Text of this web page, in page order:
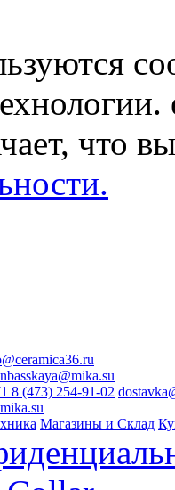
что
8 (473) 254-91-02
Магазины и Склад